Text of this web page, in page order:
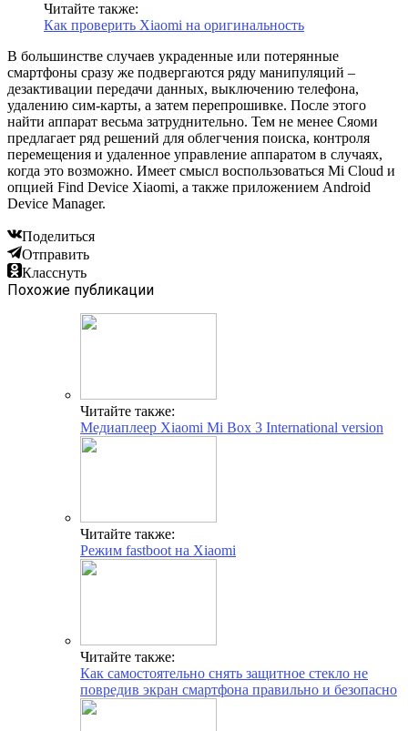
Читайте также:
Как проверить Xiaomi на оригинальность
В большинстве случаев украденные или потерянные
смартфоны сразу же подвергаются ряду манипуляций –
дезактивации передачи данных, выключению телефона,
удалению сим-карты, а затем перепрошивке. После этого
найти аппарат весьма затруднительно. Тем не менее Сяоми
предлагает ряд решений для облегчения поиска, контроля
перемещения и удаленное управление аппаратом в случаях,
когда это возможно. Имеет смысл воспользоваться Mi Cloud и
опцией Find Device Xiaomi, а также приложением Android
Device Manager.
Поделиться
Отправить
Класснуть
Похожие публикации
Читайте также:
Медиаплеер Xiaomi Mi Box 3 International version
Читайте также:
Режим fastboot на Xiaomi
Читайте также:
Как самостоятельно снять защитное стекло не
повредив экран смартфона правильно и безопасно